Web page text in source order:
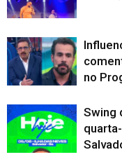
no
Swing